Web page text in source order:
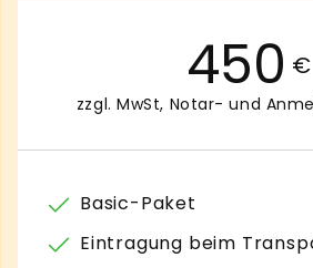
450 €
zzgl. MwSt, Notar- und
Basic-Paket
Eintragung beim